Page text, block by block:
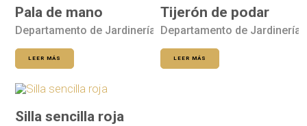
Pala de mano
Departamento de Jardinería
LEER MÁS
Tijerón de podar
Departamento de Jardinería
LEER MÁS
Silla sencilla roja